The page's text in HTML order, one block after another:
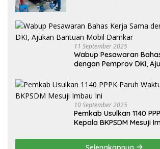
11 September 2025
Wabup Pesawaran
dengan Pemprov DKI,
10 September 2025
Pemkab Usulkan 1140
Kepala BKPSDM Mesuji